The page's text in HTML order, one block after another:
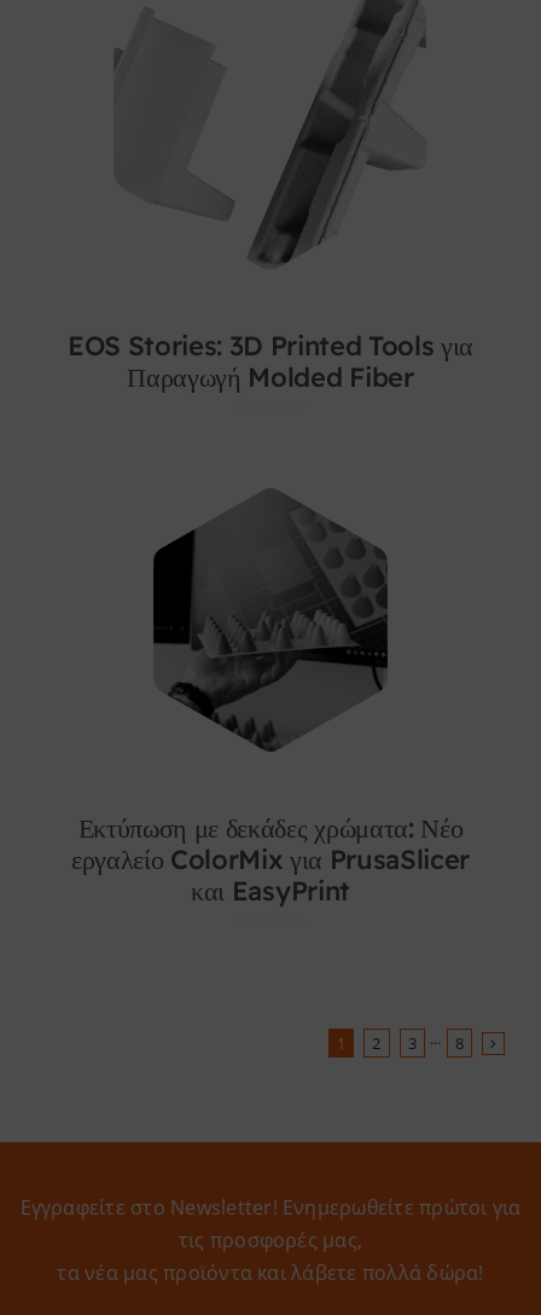
EOS Stories: 3D Printed Tools για
Παραγωγή Molded Fiber
Εκτύπωση με δεκάδες χρώματα: Νέο
εργαλείο ColorMix για PrusaSlicer
και EasyPrint
1 2 3 ··· 8
Εγγραφείτε στο Newsletter! Eνημερωθείτε πρώτοι για
τις προσφορές μας,
τα νέα μας προϊόντα και λάβετε πολλά δώρα!